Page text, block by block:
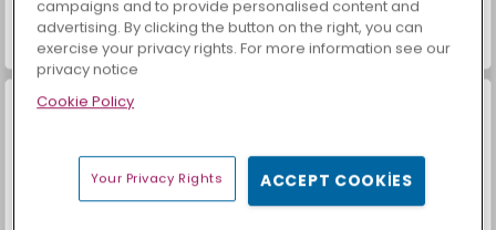
Köpekler Uzaylılara Karşı Uzaylı Avcıları
campaigns and to provide personalised content and
advertising. By clicking the button on the right, you can
exercise your privacy rights. For more information see our
privacy notice
Cookie Policy
Your Privacy Rights ACCEPT COOKIES